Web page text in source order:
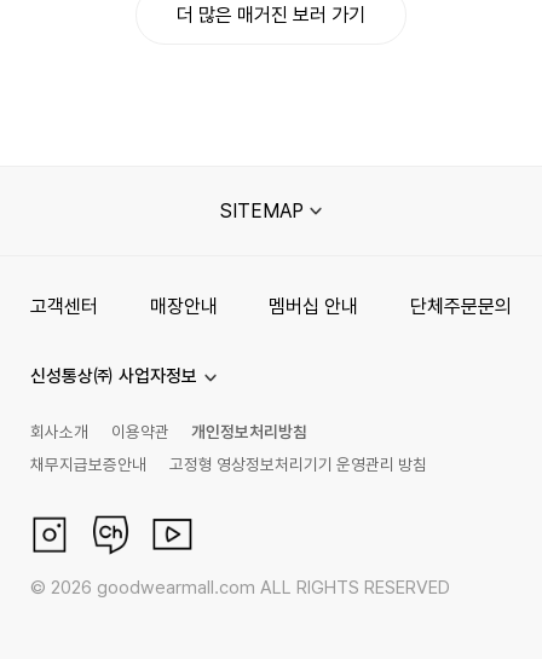
더 많은 매거진 보러 가기
SITEMAP
고객센터 매장안내 멤버십 안내 단체주문문의
신성통상㈜ 사업자정보
회사소개 이용약관
개인정보처리방침
채무지급보증안내
고정형 영상정보처리기기 운영관리 방침
© 2026 goodwearmall.com ALL RIGHTS RESERVED